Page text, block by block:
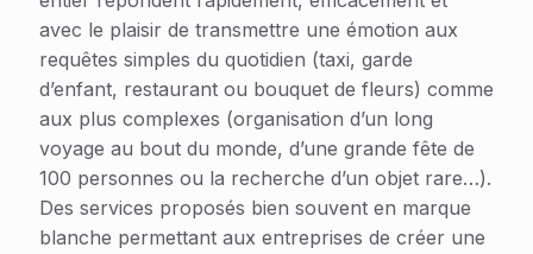
avec le plaisir de transmettre une émotion aux
requêtes simples du quotidien (taxi, garde
d’enfant, restaurant ou bouquet de fleurs) comme
aux plus complexes (organisation d’un long
voyage au bout du monde, d’une grande fête de
100 personnes ou la recherche d’un objet rare…).
Des services proposés bien souvent en marque
blanche permettant aux entreprises de créer une